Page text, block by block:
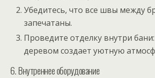
Убедитесь, что все швы между
запечатаны.
Проведите отделку внутри
деревом создает уютную
6. Внутреннее оборудование